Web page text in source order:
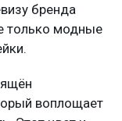
бренда
только модные
воплощает